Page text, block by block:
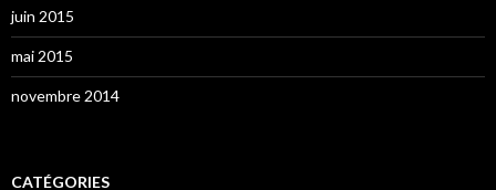
juin 2015
mai 2015
novembre 2014
CATÉGORIES